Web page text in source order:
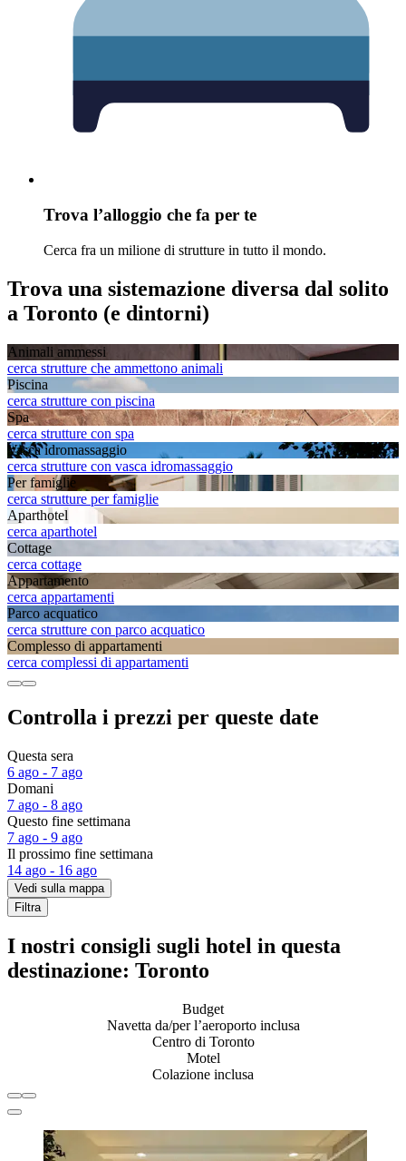
Trova l’alloggio che fa per te
Cerca fra un milione di strutture in tutto il mondo.
Trova una sistemazione diversa dal solito
a Toronto (e dintorni)
Animali ammessi
cerca strutture che ammettono animali
Piscina
cerca strutture con piscina
Spa
cerca strutture con spa
Vasca idromassaggio
cerca strutture con vasca idromassaggio
Per famiglie
cerca strutture per famiglie
Aparthotel
cerca aparthotel
Cottage
cerca cottage
Appartamento
cerca appartamenti
Parco acquatico
cerca strutture con parco acquatico
Complesso di appartamenti
cerca complessi di appartamenti
Controlla i prezzi per queste date
Questa sera
6 ago - 7 ago
Domani
7 ago - 8 ago
Questo fine settimana
7 ago - 9 ago
Il prossimo fine settimana
14 ago - 16 ago
Vedi sulla mappa
Filtra
I nostri consigli sugli hotel in questa
destinazione: Toronto
Budget
Navetta da/per l’aeroporto inclusa
Centro di Toronto
Motel
Colazione inclusa